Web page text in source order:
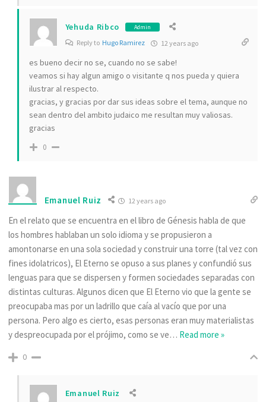
Yehuda Ribco Admin
Reply to Hugo Ramirez 12 years ago
es bueno decir no se, cuando no se sabe!
veamos si hay algun amigo o visitante q nos pueda y quiera
ilustrar al respecto.
gracias, y gracias por dar sus ideas sobre el tema, aunque no
sean dentro del ambito judaico me resultan muy valiosas.
gracias
0
Emanuel Ruiz 12 years ago
En el relato que se encuentra en el libro de Génesis habla de que
los hombres hablaban un solo idioma y se propusieron a
amontonarse en una sola sociedad y construir una torre (tal vez con
fines idolatricos), El Eterno se opuso a sus planes y confundió sus
lenguas para que se dispersen y formen sociedades separadas con
distintas culturas. Algunos dicen que El Eterno vio que la gente se
preocupaba mas por un ladrillo que caía al vacío que por una
persona. Pero algo es cierto, esas personas eran muy materialistas
y despreocupada por el prójimo, como se ve… Read more »
0
Emanuel Ruiz